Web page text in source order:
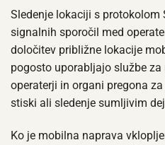
Sledenje lokaciji s protokolom
signalnih sporočil med
določitev približne lokacije
pogosto uporabljajo službe za
operaterji in organi pregona
stiski ali sledenje sumljivim
Ko je mobilna naprava